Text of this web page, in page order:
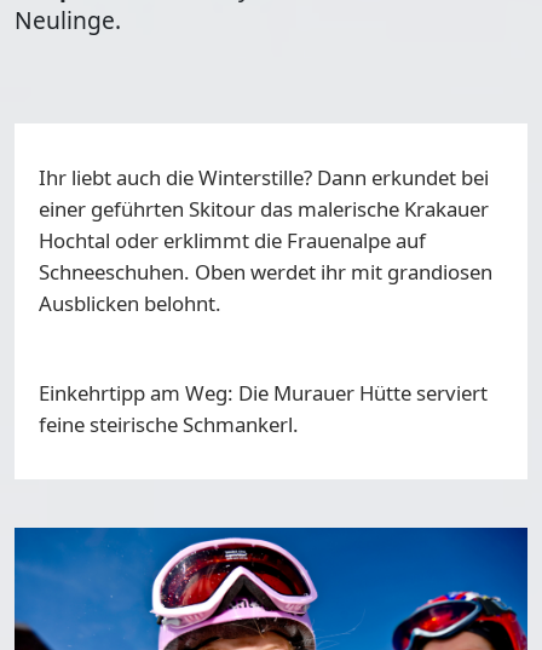
Neulinge.
Ihr liebt auch die Winterstille? Dann erkundet bei
einer geführten Skitour das malerische Krakauer
Hochtal oder erklimmt die Frauenalpe auf
Schneeschuhen. Oben werdet ihr mit grandiosen
Ausblicken belohnt.
Einkehrtipp am Weg: Die Murauer Hütte serviert
feine steirische Schmankerl.